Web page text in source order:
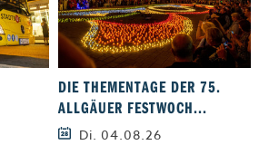
DIE THEMENTAGE DER 75.
ALLGÄUER FESTWOCH...
Di. 04.08.26